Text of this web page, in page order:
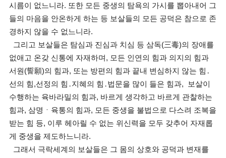
시름이 없느니라. 또한 모든 중생의 탐욕의 가시를 뽑아내어 그
들의 마음을 안온하게 하는 등 보살들의 모든 공덕은 참으로 존
경하지 않을 수 없느니라.
그리고 보살들은 탐심과 진심과 치심 등 삼독(三毒)의 장애를
없애고 온갖 신통에 자재하며, 모든 인연의 힘과 의지의 힘과
서원(誓願)의 힘과, 또는 방편의 힘과 끝내 변심하지 않는 힘․
선의 힘,선정의 힘․지혜의 힘․법문을 많이 들은 힘과, 보살이
수행하는 육바라밀의 힘과, 바르게 생각하고 바르게 관찰하는
힘과, 삼명ㆍ육통의 힘과, 모든 중생을 불법으로 다스려 조복을
받는 힘 등, 이루 헤아릴 수 없는 위신력을 모두 갖추어 자재롭
게 중생을 제도하느니라.
그래서 극락세계의 보살들은 그 몸의 상호와 공덕과 변재를